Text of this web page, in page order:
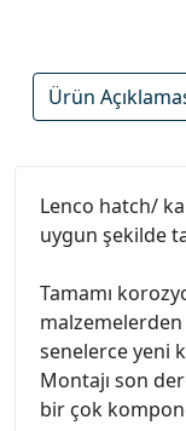
Ürün
Lenco hatch/
uygun şekilde
Tamamı
senelerce yeni
Montajı son
bir çok